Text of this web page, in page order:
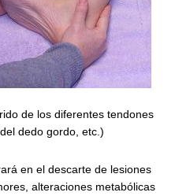
de los diferentes tendones
dedo gordo, etc.)
en el descarte de lesiones
alteraciones metabólicas